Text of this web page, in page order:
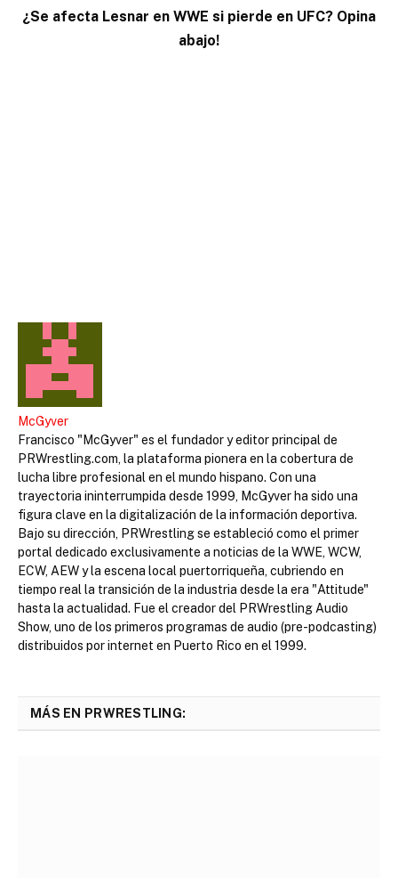
¿Se afecta Lesnar en WWE si pierde en UFC? Opina
abajo!
McGyver
Francisco "McGyver" es el fundador y editor principal de
PRWrestling.com, la plataforma pionera en la cobertura de
lucha libre profesional en el mundo hispano. Con una
trayectoria ininterrumpida desde 1999, McGyver ha sido una
figura clave en la digitalización de la información deportiva.
Bajo su dirección, PRWrestling se estableció como el primer
portal dedicado exclusivamente a noticias de la WWE, WCW,
ECW, AEW y la escena local puertorriqueña, cubriendo en
tiempo real la transición de la industria desde la era "Attitude"
hasta la actualidad. Fue el creador del PRWrestling Audio
Show, uno de los primeros programas de audio (pre-podcasting)
distribuidos por internet en Puerto Rico en el 1999.
MÁS EN PRWRESTLING: